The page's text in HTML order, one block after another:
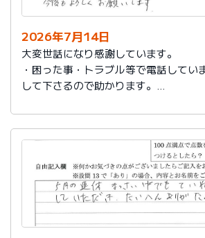
2026年7月14日
大変世話になり感謝しています。
・困った事・トラブル等で電話してい
して下さるので助かります。
にも嫌な顔せず一生懸命して下さり頭
・社員さんは、借りている駐車場の場
れたのにはびっくりしました。（社員
伝え下さい）
今後もよろしくお願いします。